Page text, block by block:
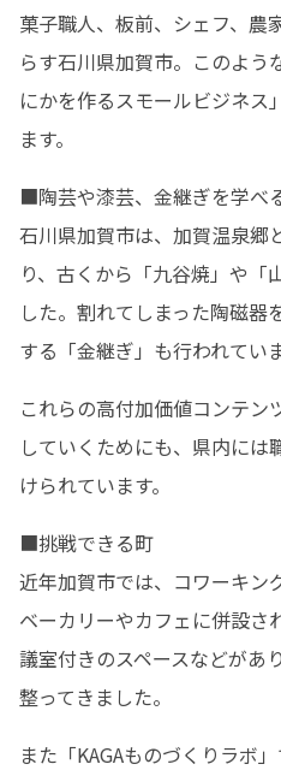
菓子職人、板前、シェフ、農
らす石川県加賀市。このよう
にかを作るスモールビジネス
ます。
■陶芸や漆芸、金継ぎを学べ
石川県加賀市は、加賀温泉郷
り、古くから「九谷焼」や「
した。割れてしまった陶磁器
する「金継ぎ」も行われていま
これらの高付加価値コンテン
していくためにも、県内に
けられています。
■挑戦できる町
近年加賀市では、コワーキン
ベーカリーやカフェに併設さ
議室付きのスペースなどがあ
整ってきました。
また「KAGAものづくりラボ